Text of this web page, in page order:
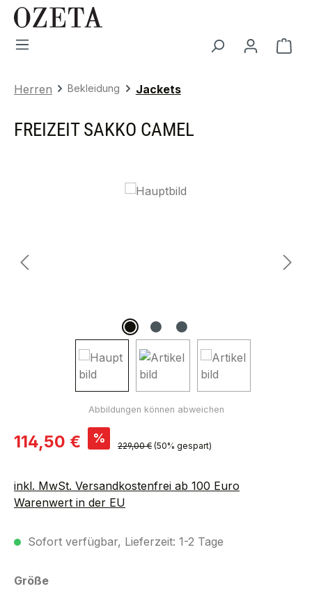
Zum Hauptinhalt springen
Herren Bekleidung Jackets
FREIZEIT SAKKO CAMEL
Bildergalerie überspringen
Verkaufspreis:
114,50 € % Regulärer Preis:
229,00 € (50% gespart)
inkl. MwSt. Versandkostenfrei ab 100 Euro
Warenwert in der EU
Sofort verfügbar, Lieferzeit: 1-2 Tage
Größeauswählen